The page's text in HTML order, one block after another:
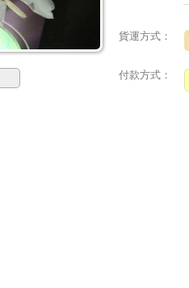
貨運方式：
付款方式：